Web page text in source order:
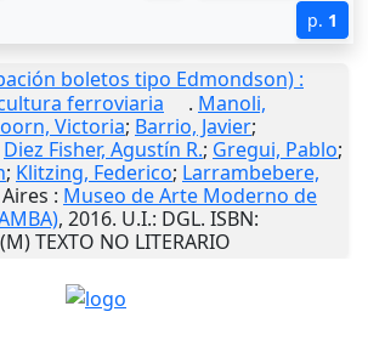
p. 1
boletos tipo Edmondson) :
ferroviaria
. Manoli,
Victoria; Barrio, Javier;
Diez Fisher, Agustín R.; Gregui, Pablo;
; Klitzing, Federico; Larrambebere,
: Museo de Arte Moderno de
, 2016. U.I.: DGL. ISBN:
TEXTO NO LITERARIO